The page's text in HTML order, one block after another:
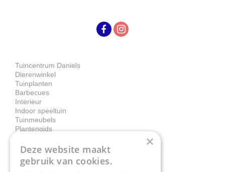
Tuincentrum Daniels
Dierenwinkel
Tuinplanten
Barbecues
Interieur
Indoor speeltuin
Tuinmeubels
Plantengids
Contact
×
Deze website maakt
gebruik van cookies.